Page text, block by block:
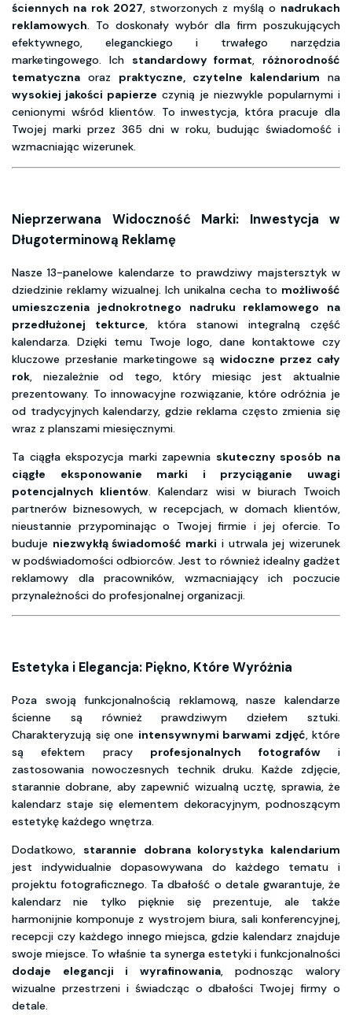
ściennych na rok 2027, stworzonych z myślą o nadrukach
reklamowych. To doskonały wybór dla firm poszukujących
efektywnego, eleganckiego i trwałego narzędzia
marketingowego. Ich standardowy format, różnorodność
tematyczna oraz praktyczne, czytelne kalendarium na
wysokiej jakości papierze czynią je niezwykle popularnymi i
cenionymi wśród klientów. To inwestycja, która pracuje dla
Twojej marki przez 365 dni w roku, budując świadomość i
wzmacniając wizerunek.
Nieprzerwana Widoczność Marki: Inwestycja w
Długoterminową Reklamę
Nasze 13-panelowe kalendarze to prawdziwy majstersztyk w
dziedzinie reklamy wizualnej. Ich unikalna cecha to możliwość
umieszczenia jednokrotnego nadruku reklamowego na
przedłużonej tekturce , która stanowi integralną część
kalendarza. Dzięki temu Twoje logo, dane kontaktowe czy
kluczowe przesłanie marketingowe są widoczne przez cały
rok , niezależnie od tego, który miesiąc jest aktualnie
prezentowany. To innowacyjne rozwiązanie, które odróżnia je
od tradycyjnych kalendarzy, gdzie reklama często zmienia się
wraz z planszami miesięcznymi.
Ta ciągła ekspozycja marki zapewnia skuteczny sposób na
ciągłe eksponowanie marki i przyciąganie uwagi
potencjalnych klientów. Kalendarz wisi w biurach Twoich
partnerów biznesowych, w recepcjach, w domach klientów,
nieustannie przypominając o Twojej firmie i jej ofercie. To
buduje niezwykłą świadomość marki i utrwala jej wizerunek
w podświadomości odbiorców. Jest to również idealny gadżet
reklamowy dla pracowników, wzmacniający ich poczucie
przynależności do profesjonalnej organizacji.
Estetyka i Elegancja: Piękno, Które Wyróżnia
Poza swoją funkcjonalnością reklamową, nasze kalendarze
ścienne są również prawdziwym dziełem sztuki.
Charakteryzują się one intensywnymi barwami zdjęć, które
są efektem pracy profesjonalnych fotografówi
zastosowania nowoczesnych technik druku. Każde zdjęcie,
starannie dobrane, aby zapewnić wizualną ucztę, sprawia, że
kalendarz staje się elementem dekoracyjnym, podnoszącym
estetykę każdego wnętrza.
Dodatkowo, starannie dobrana kolorystyka kalendarium
jest indywidualnie dopasowywana do każdego tematu i
projektu fotograficznego. Ta dbałość o detale gwarantuje, że
kalendarz nie tylko pięknie się prezentuje, ale także
harmonijnie komponuje z wystrojem biura, sali konferencyjnej,
recepcji czy każdego innego miejsca, gdzie kalendarz znajduje
swoje miejsce. To właśnie ta synerga estetyki i funkcjonalności
dodaje elegancji i wyrafinowania, podnosząc walory
wizualne przestrzeni i świadcząc o dbałości Twojej firmy o
detale.